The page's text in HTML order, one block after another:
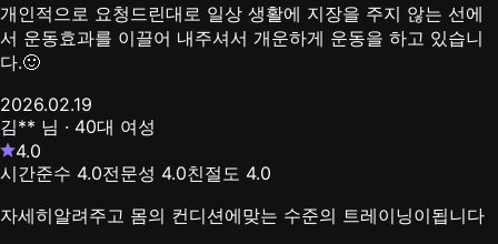
개인적으로 요청드린대로 일상 생활에 지장을 주지 않는 선에
서 운동효과를 이끌어 내주셔서 개운하게 운동을 하고 있습니
다.🙂
2026.02.19
김** 님 · 40대 여성
4.0
시간준수 4.0전문성 4.0친절도 4.0
자세히알려주고 몸의 컨디션에맞는 수준의 트레이닝이됩니다